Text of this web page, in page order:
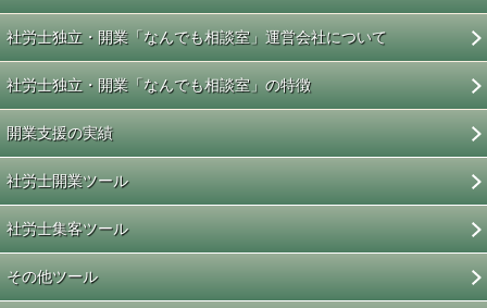
社労士独立・開業「なんでも相談室」運営会社について
社労士独立・開業「なんでも相談室」の特徴
開業支援の実績
社労士開業ツール
社労士集客ツール
その他ツール